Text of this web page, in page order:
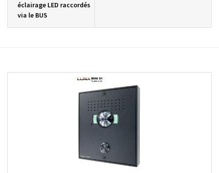
éclairage LED raccordés
via le BUS